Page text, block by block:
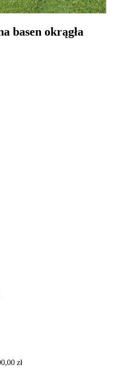
basen okrągła
zł